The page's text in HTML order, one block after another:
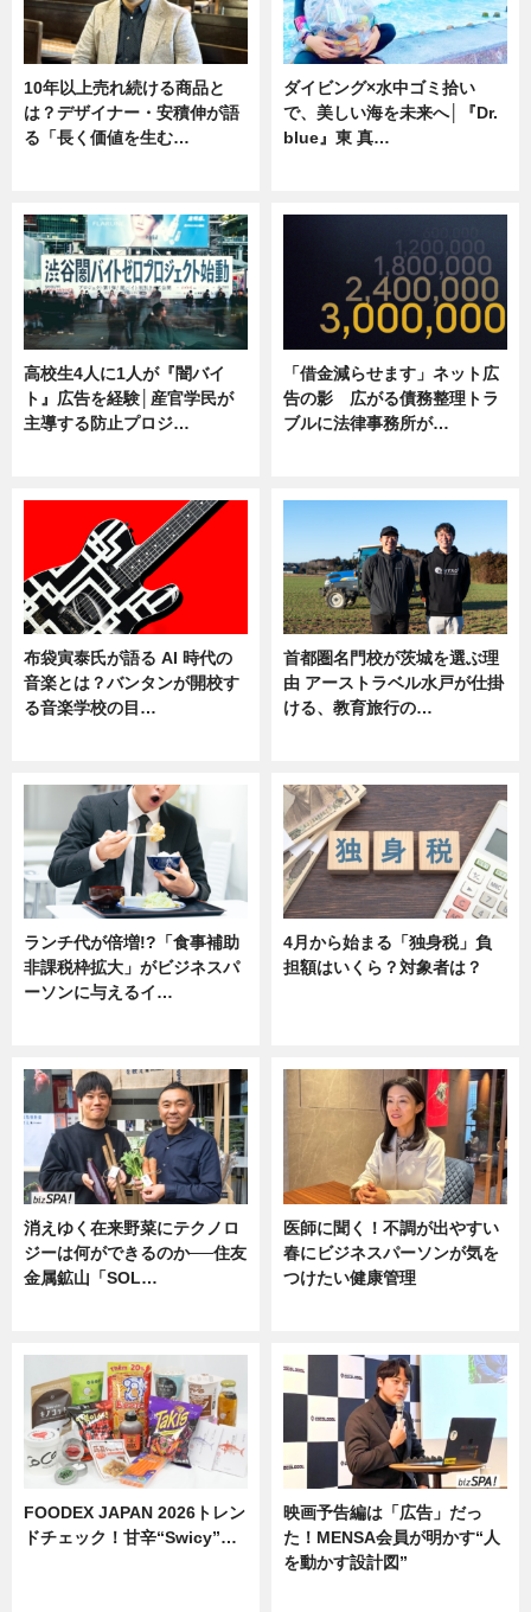
10年以上売れ続ける商品と
は？デザイナー・安積伸が語
る「長く価値を生む…
ダイビング×水中ゴミ拾い
で、美しい海を未来へ│『Dr.
blue』東 真…
高校生4人に1人が『闇バイ
ト』広告を経験│産官学民が
主導する防止プロジ…
「借金減らせます」ネット広
告の影 広がる債務整理トラ
ブルに法律事務所が…
布袋寅泰氏が語る AI 時代の
音楽とは？バンタンが開校す
る音楽学校の目…
首都圏名門校が茨城を選ぶ理
由 アーストラベル水戸が仕掛
ける、教育旅行の…
ランチ代が倍増!?「食事補助
非課税枠拡大」がビジネスパ
ーソンに与えるイ…
4月から始まる「独身税」負
担額はいくら？対象者は？
消えゆく在来野菜にテクノロ
ジーは何ができるのか──住友
金属鉱山「SOL…
医師に聞く！不調が出やすい
春にビジネスパーソンが気を
つけたい健康管理
FOODEX JAPAN 2026トレン
ドチェック！甘辛“Swicy”…
映画予告編は「広告」だっ
た！MENSA会員が明かす“人
を動かす設計図”